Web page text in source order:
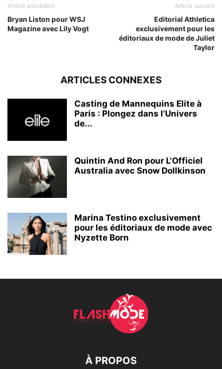
Article précédent
Bryan Liston pour WSJ
Magazine avec Lily Vogt
Article suivant
Editorial Athletica
exclusivement pour les
éditoriaux de mode de Juliet
Taylor
ARTICLES CONNEXES
Casting de Mannequins Elite à
Paris : Plongez dans l’Univers
de...
Quintin And Ron pour L'Officiel
Australia avec Snow Dollkinson
Marina Testino exclusivement
pour les éditoriaux de mode avec
Nyzette Born
À PROPOS